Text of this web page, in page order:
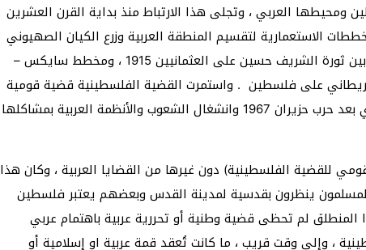
العربي ، وتجلى هذا الارتباط منذ بداية القرن العشرين
الاستعمارية لتقسيم المنطقة العربية وزرع الكيان الصهيوني
في قلبها ، وليس عبثا التزامن والتداخل ما بين ثورة الشريف حسين على العثمانيين 1915 ، ومخطط سايكس –
1917 ، ثم الانتداب البريطاني على فلسطين . واستمرت القضية الفلسطينية قضية قومية
عربية إلى بداية تراجع المد القومي الوحدوي بعد حرب حزيران 1967 وانشغال الشعوب والأنظمة العربية بمشاكلها
للقضية الفلسطينية) دون غيرها من القضايا العربية ، وكان هذا
ينظرون بقدسية لمدينة القدس وبعضهم يعتبر فلسطين
المنطلق لم تحظى قضية وطنية أو تحررية عربية باهتمام عربي
، وإلى وقت قريب ، ما كانت تُعقد قمة عربية او إسلامية أو